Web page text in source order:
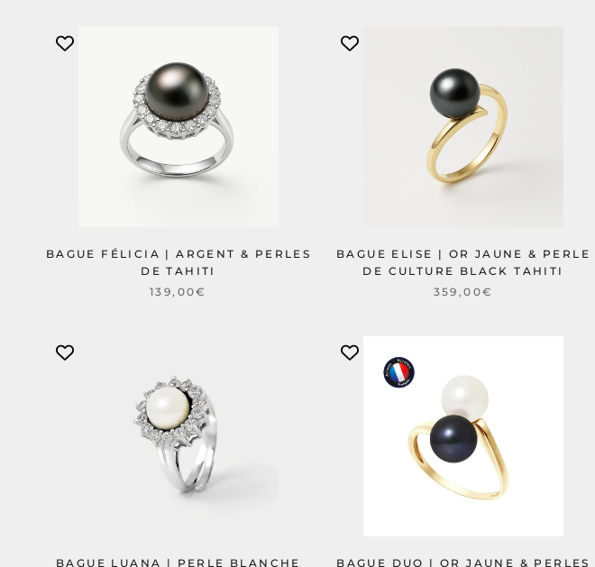
BAGUE FÉLICIA | ARGENT & PERLES
DE TAHITI
139,00€
BAGUE ELISE | OR JAUNE & PERLE
DE CULTURE BLACK TAHITI
359,00€
BAGUE LUANA | PERLE BLANCHE
BAGUE DUO | OR JAUNE & PERLES